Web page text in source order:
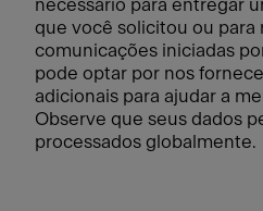
necessário para entregar
que você solicitou ou para
comunicações iniciadas
pode optar por nos
adicionais para ajudar a
Observe que seus dados
processados globalmente.